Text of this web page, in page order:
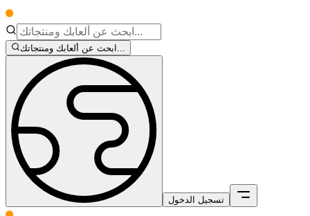
ابحث عن ألعابك ومنتجاتك...
تسجيل الدخول